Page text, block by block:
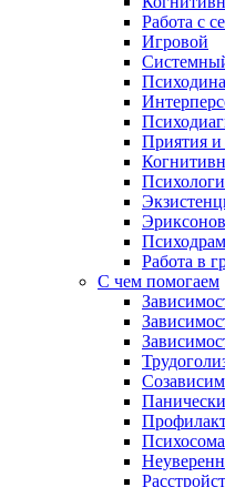
Работа с
Игровой
Приятия и
Работа в
С чем помогаем